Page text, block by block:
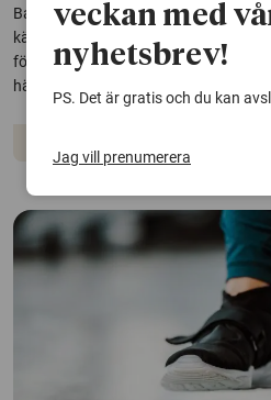
Barn som överlever cancer löper
kärlsjukdom och andra kroniska
följd av den behandling som räddat
hälsosamma levnadsvanor kan
veckan med
nyhetsbrev!
PS. Det är gratis och du kan
Jag vill prenumerera